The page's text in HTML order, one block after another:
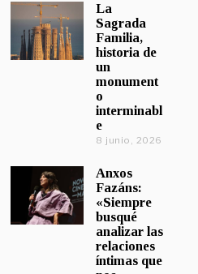
La
Sagrada
Familia,
historia de
un
monument
o
interminabl
e
8 junio, 2026
Anxos
Fazáns:
«Siempre
busqué
analizar las
relaciones
íntimas que